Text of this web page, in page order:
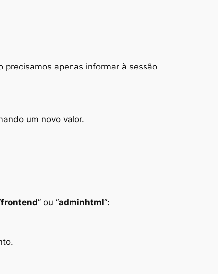
precisamos apenas informar à sessão
um novo valor.
frontend” ou “adminhtml“: